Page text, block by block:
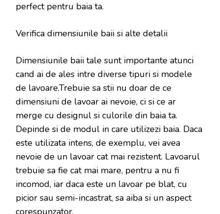
perfect pentru baia ta.
Verifica dimensiunile baii si alte detalii
Dimensiunile baii tale sunt importante atunci
cand ai de ales intre diverse tipuri si modele
de lavoare.Trebuie sa stii nu doar de ce
dimensiuni de lavoar ai nevoie, ci si ce ar
merge cu designul si culorile din baia ta.
Depinde si de modul in care utilizezi baia. Daca
este utilizata intens, de exemplu, vei avea
nevoie de un lavoar cat mai rezistent. Lavoarul
trebuie sa fie cat mai mare, pentru a nu fi
incomod, iar daca este un lavoar pe blat, cu
picior sau semi-incastrat, sa aiba si un aspect